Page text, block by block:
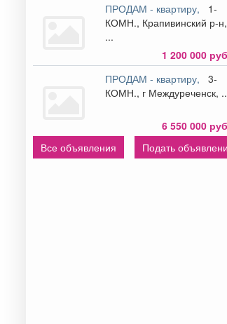
ПРОДАМ - квартиру,
1-
КОМН., Крапивинский р-н,
...
1 200 000
ПРОДАМ - квартиру,
3-
КОМН., г Междуреченск,
6 550 000
Все объявления
Подать